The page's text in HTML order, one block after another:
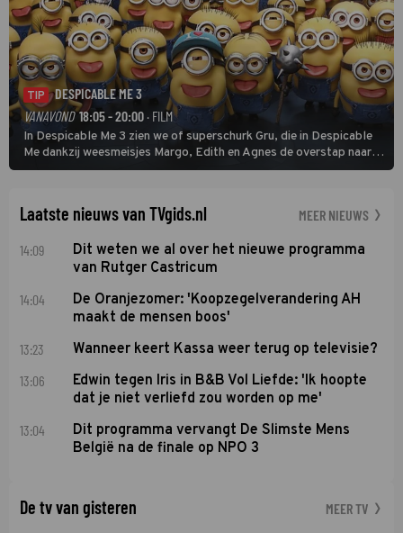
TIP
DESPICABLE ME 3
VANAVOND 18:05 - 20:00· FILM
In Despicable Me 3 zien we of superschurk Gru, die in Despicable
Me dankzij weesmeisjes Margo, Edith en Agnes de overstap naar
het rechte pad maakte, ook op dat pad weet te blijven.
Laatste nieuws van TVgids.nl MEER NIEUWS
14:09
Dit weten we al over het nieuwe programma
van Rutger Castricum
14:04
De Oranjezomer: 'Koopzegelverandering AH
maakt de mensen boos'
13:23 Wanneer keert Kassa weer terug op televisie?
13:06
Edwin tegen Iris in B&B Vol Liefde: 'Ik hoopte
dat je niet verliefd zou worden op me'
13:04
Dit programma vervangt De Slimste Mens
België na de finale op NPO 3
De tv van gisteren MEER TV